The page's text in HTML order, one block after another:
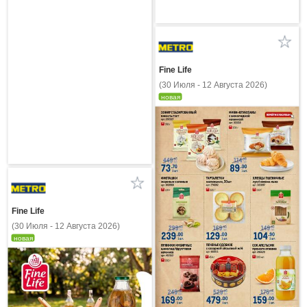
Fine Life
(30 Июля - 12 Августа 2026)
новая
Fine Life
(30 Июля - 12 Августа 2026)
новая